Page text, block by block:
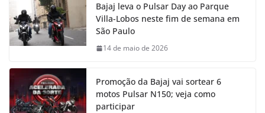
Bajaj leva o Pulsar Day ao Parque
Villa-Lobos neste fim de semana em
São Paulo
14 de maio de 2026
Promoção da Bajaj vai sortear 6
motos Pulsar N150; veja como
participar